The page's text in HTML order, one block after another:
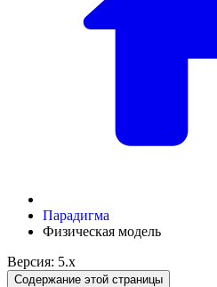
Парадигма
Физическая модель
Версия: 5.x
Содержание этой страницы